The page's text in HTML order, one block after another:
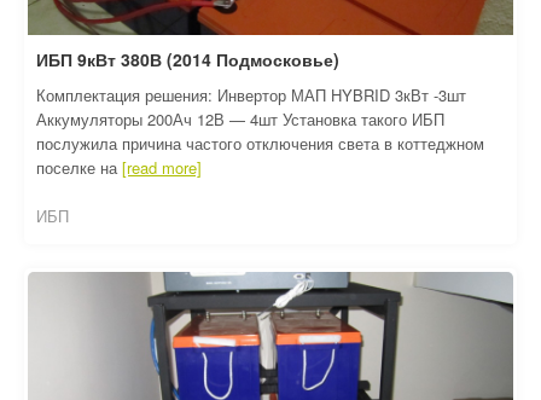
ИБП 9кВт 380В (2014 Подмосковье)
Комплектация решения: Инвертор МАП HYBRID 3кВт -3шт
Аккумуляторы 200Ач 12В — 4шт Установка такого ИБП
послужила причина частого отключения света в коттеджном
поселке на[read more]
ИБП